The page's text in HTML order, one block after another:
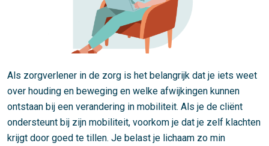
Als zorgverlener in de zorg is het belangrijk dat je iets weet
over houding en beweging en welke afwijkingen kunnen
ontstaan bij een verandering in mobiliteit. Als je de cliënt
ondersteunt bij zijn mobiliteit, voorkom je dat je zelf klachten
krijgt door goed te tillen. Je belast je lichaam zo min